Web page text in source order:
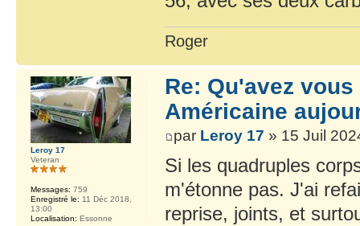
Roger
Re: Qu'avez
Américaine
par Leroy 17 » 15 Juil
Si les quadruples
m'étonne pas. J'ai
reprise, joints, et
Leroy 17
Veteran
Messages: 759
Enregistré le: 11 Déc 2018,
13:00
Localisation: Essonne